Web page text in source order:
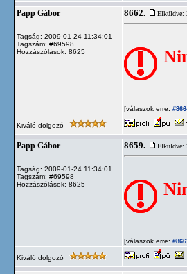
Papp Gábor
Tagság: 2009-01-24 11:34:01
Tagszám: #69598
Hozzászólások: 8625
8662. Elküldve:
[válaszok erre:
Kiváló dolgozó
Papp Gábor
Tagság: 2009-01-24 11:34:01
Tagszám: #69598
Hozzászólások: 8625
8659. Elküldve:
[válaszok erre:
Kiváló dolgozó